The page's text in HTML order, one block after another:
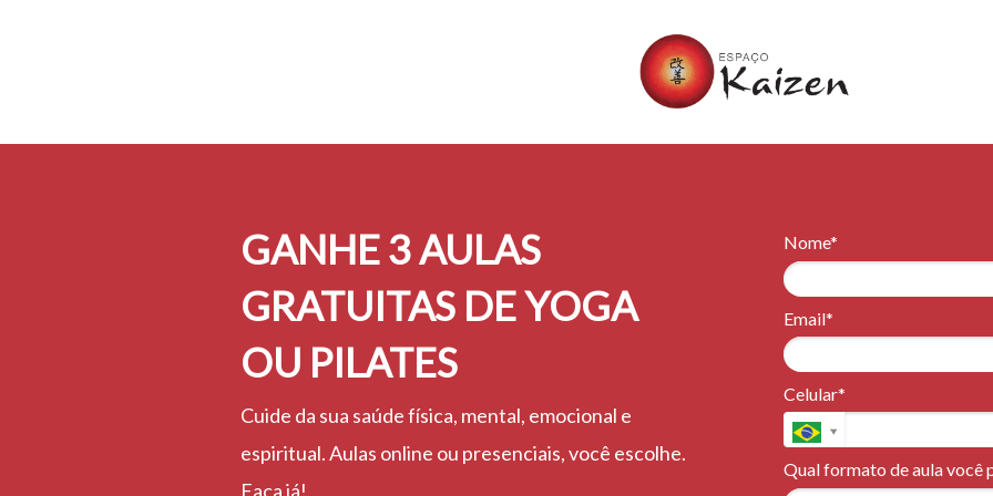
GANHE 3 AULAS
GRATUITAS DE YOGA
OU PILATES
Cuide da sua saúde física, mental, emocional e
espiritual. Aulas online ou presenciais, você escolhe.
Faça já!
Nome*
Email*
Celular*
Qual formato de aula você